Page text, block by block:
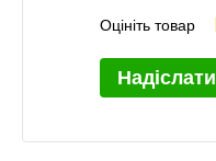
Оцініть товар
Надіслати